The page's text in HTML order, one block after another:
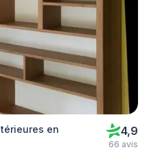
en
4,9
66 avis